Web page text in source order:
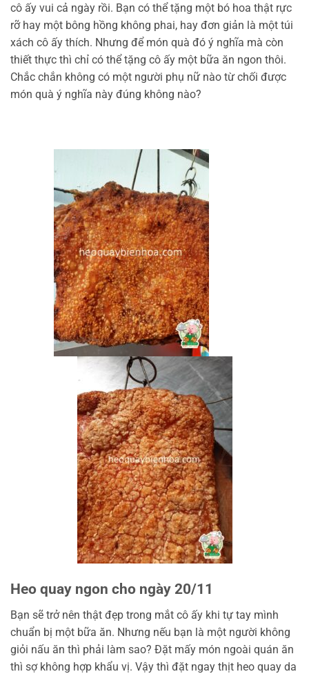
cô ấy vui cả ngày rồi. Bạn có thể tặng một bó hoa thật rực
rỡ hay một bông hồng không phai, hay đơn giản là một túi
xách cô ấy thích. Nhưng để món quà đó ý nghĩa mà còn
thiết thực thì chỉ có thể tặng cô ấy một bữa ăn ngon thôi.
Chắc chắn không có một người phụ nữ nào từ chối được
món quà ý nghĩa này đúng không nào?
Heo quay ngon cho ngày 20/11
Bạn sẽ trở nên thật đẹp trong mắt cô ấy khi tự tay mình
chuẩn bị một bữa ăn. Nhưng nếu bạn là một người không
giỏi nấu ăn thì phải làm sao? Đặt mấy món ngoài quán ăn
thì sợ không hợp khẩu vị. Vậy thì đặt ngay thịt heo quay da